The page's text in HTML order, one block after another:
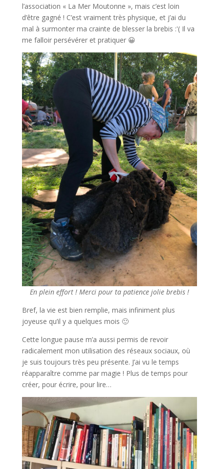
l’association « La Mer Moutonne », mais c’est loin
d’être gagné ! C’est vraiment très physique, et j’ai du
mal à surmonter ma crainte de blesser la brebis :'( Il va
me falloir persévérer et pratiquer 😀
En plein effort ! Merci pour ta patience jolie brebis !
Bref, la vie est bien remplie, mais infiniment plus
joyeuse qu’il y a quelques mois 🙂
Cette longue pause m’a aussi permis de revoir
radicalement mon utilisation des réseaux sociaux, où
je suis toujours très peu présente. J’ai vu le temps
réapparaître comme par magie ! Plus de temps pour
créer, pour écrire, pour lire…